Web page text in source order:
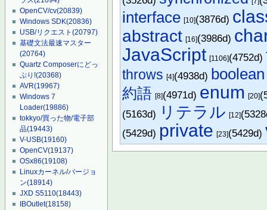
OpenCV/cv(20839)
Windows SDK(20836)
USB/リクエスト(20797)
基礎文法最速マスター
(20764)
Quartz Composerにどっ
ぷり!(20368)
AVR(19967)
Windows 7
Loader(19886)
tokkyo/買った物/電子部
品(19443)
V-USB(19160)
OpenCV(19137)
OSx86(19108)
Linuxカーネル/バージョ
ン(18914)
JXD S5110(18443)
IBOutlet(18158)
interface [10](3876d)
abstract [16](3986d)
JavaScript [1106](4752d)
throws [4](4938d) boolean
約語 [8](4971d) enum [20]
(5163d) リテラル [12]
(5429d) private [23](5429d)